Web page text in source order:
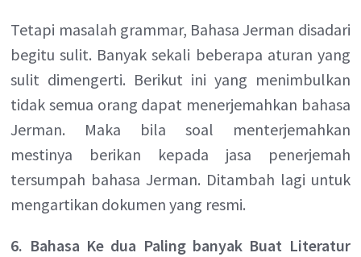
Tetapi masalah grammar, Bahasa Jerman disadari
begitu sulit. Banyak sekali beberapa aturan yang
sulit dimengerti. Berikut ini yang menimbulkan
tidak semua orang dapat menerjemahkan bahasa
Jerman. Maka bila soal menterjemahkan
mestinya berikan kepada jasa penerjemah
tersumpah bahasa Jerman. Ditambah lagi untuk
mengartikan dokumen yang resmi.
6. Bahasa Ke dua Paling banyak Buat Literatur